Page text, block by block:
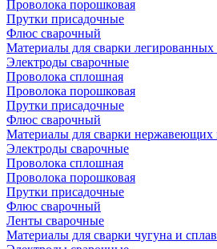
Проволока порошковая
Прутки присадочные
Флюс сварочный
Материалы для сварки
Электроды сварочные
Проволока сплошная
Проволока порошковая
Прутки присадочные
Флюс сварочный
Материалы для сварки нержавеющих
Электроды сварочные
Проволока сплошная
Проволока порошковая
Прутки присадочные
Флюс сварочный
Ленты сварочные
Материалы для сварки чугуна и